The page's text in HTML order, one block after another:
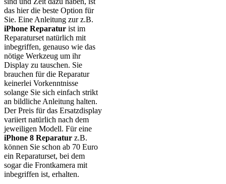
das hier die beste Option für
Sie. Eine Anleitung zur z.B.
iPhone Reparatur ist im
Reparaturset natürlich mit
inbegriffen, genauso wie das
nötige Werkzeug um ihr
Display zu tauschen. Sie
brauchen für die Reparatur
keinerlei Vorkenntnisse
solange Sie sich einfach strikt
an bildliche Anleitung halten.
Der Preis für das Ersatzdisplay
variiert natürlich nach dem
jeweiligen Modell. Für eine
iPhone 8 Reparatur z.B.
können Sie schon ab 70 Euro
ein Reparaturset, bei dem
sogar die Frontkamera mit
inbegriffen ist, erhalten.